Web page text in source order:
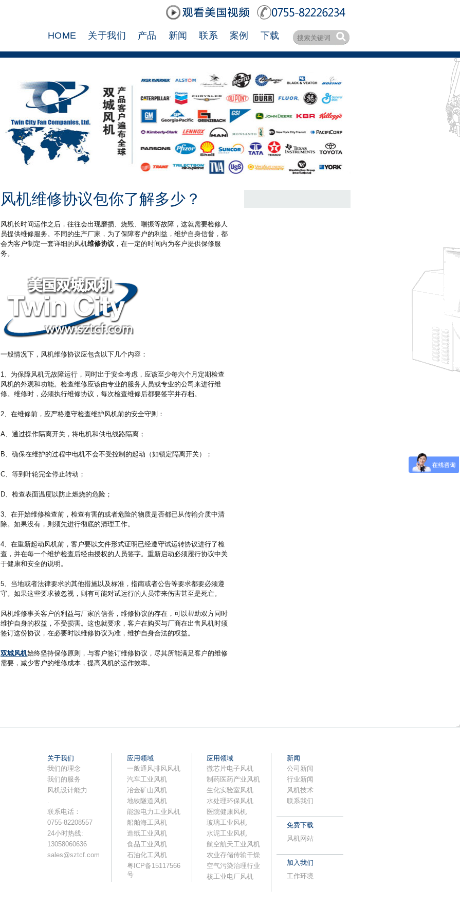
HOME 关于我们 产品 新闻 联系 案例 下载
风机维修协议包你了解多少？
风机长时间运作之后，往往会出现磨损、烧毁、喘振等故障，这就需要检修人
员提供维修服务。不同的生产厂家，为了保障客户的利益，维护自身信誉，都
会为客户制定一套详细的风机维修协议 ，在一定的时间内为客户提供保修服
务。
一般情况下，风机维修协议应包含以下几个内容：
1、为保障风机无故障运行，同时出于安全考虑，应该至少每六个月定期检查
风机的外观和功能。检查维修应该由专业的服务人员或专业的公司来进行维
修。维修时，必须执行维修协议，每次检查维修后都要签字并存档。
2、在维修前，应严格遵守检查维护风机前的安全守则：
A、通过操作隔离开关，将电机和供电线路隔离；
B、确保在维护的过程中电机不会不受控制的起动（如锁定隔离开关）；
C、等到叶轮完全停止转动；
D、检查表面温度以防止燃烧的危险；
3、在开始维修检查前，检查有害的或者危险的物质是否都已从传输介质中清
除。如果没有，则须先进行彻底的清理工作。
4、在重新起动风机前，客户要以文件形式证明已经遵守试运转协议进行了检
查，并在每一个维护检查后经由授权的人员签字。重新启动必须履行协议中关
于健康和安全的说明。
5、当地或者法律要求的其他措施以及标准，指南或者公告等要求都要必须遵
守。如果这些要求被忽视，则有可能对试运行的人员带来伤害甚至是死亡。
风机维修事关客户的利益与厂家的信誉，维修协议的存在，可以帮助双方同时
维护自身的权益，不受损害。这也就要求，客户在购买与厂商在出售风机时须
签订这份协议，在必要时以维修协议为准，维护自身合法的权益。
双城风机始终坚持保修原则，与客户签订维修协议，尽其所能满足客户的维修
需要，减少客户的维修成本，提高风机的运作效率。
关于我们
我们的理念
我们的服务
风机设计能力
.
联系电话：
0755-82208557
24小时热线:
13058060636
sales@sztcf.com
应用领域
一般通风排风风机
汽车工业风机
冶金矿山风机
地铁隧道风机
能源电力工业风机
船舶海工风机
造纸工业风机
食品工业风机
石油化工风机
粤ICP备15117566
号
应用领域
微芯片电子风机
制药医药产业风机
生化实验室风机
水处理环保风机
医院健康风机
玻璃工业风机
水泥工业风机
航空航天工业风机
农业存储传输干燥
空气污染治理行业
核工业电厂风机
新闻
公司新闻
行业新闻
风机技术
联系我们
免费下载
风机网站
加入我们
工作环境